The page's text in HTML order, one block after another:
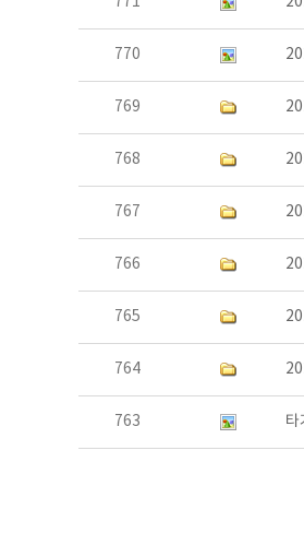
770
769
768
767
766
765
764
763 타